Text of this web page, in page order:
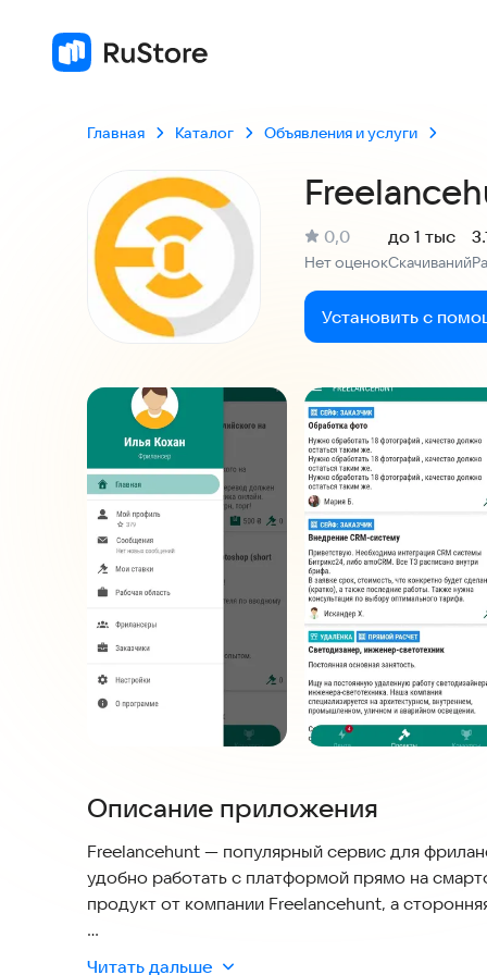
Главная Каталог Объявления и услуги
Рейтинг:
0,0
Нет оценокСкачиваний
до 1 тыс
Установить с
Скриншоты
Описание приложения
Freelancehunt — популярный сервис для
удобно работать с платформой прямо на
продукт от компании Freelancehunt, а
Приложение сейчас активно создается и
Читать дальше